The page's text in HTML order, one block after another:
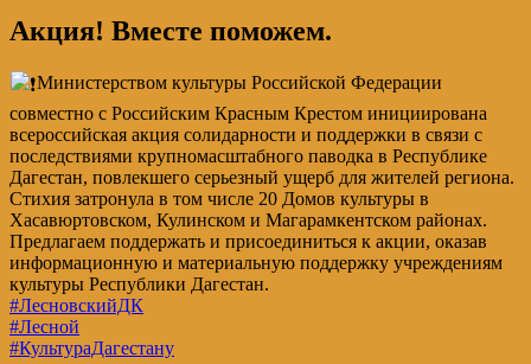
Акция! Вместе поможем.
Министерством культуры Российской Федерации
совместно с Российским Красным Крестом инициирована
всероссийская акция солидарности и поддержки в связи с
последствиями крупномасштабного паводка в Республике
Дагестан, повлекшего серьезный ущерб для жителей региона.
Стихия затронула в том числе 20 Домов культуры в
Хасавюртовском, Кулинском и Магарамкентском районах.
Предлагаем поддержать и присоединиться к акции, оказав
информационную и материальную поддержку учреждениям
культуры Республики Дагестан.
#ЛесновскийДК
#Лесной
#КультураДагестану